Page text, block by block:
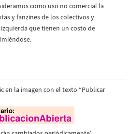
como uso no comercial la
y fanzines de los colectivos y
que tienen un costo de
en la imagen con el texto “Publicar